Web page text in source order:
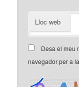
Lloc web
Desa el meu
navegador per a